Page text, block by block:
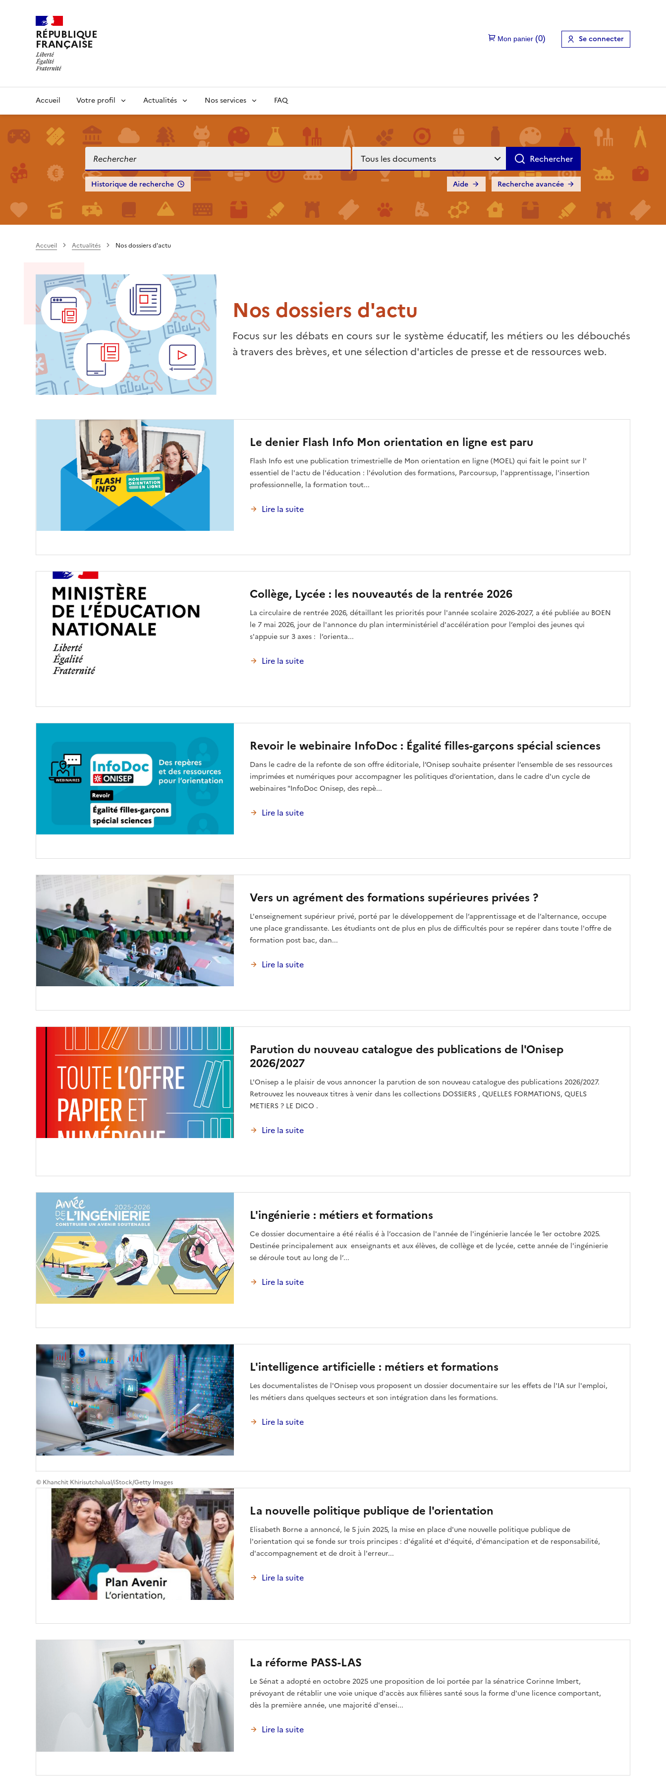
RÉPUBLIQUE
FRANÇAISE Se connecter
Accueil Votre profil Actualités Nos services FAQ
Historique de recherche Recherche avancée
Aide
Accueil Actualités Nos dossiers d'actu
Nos dossiers d'actu
Focus sur les débats en cours sur le système éducatif, les métiers ou les débouchés
à travers des brèves, et une sélection d'articles de presse et de ressources web.
Le denier Flash Info Mon orientation en ligne est paru
Flash Info est une publication trimestrielle de Mon orientation en ligne (MOEL) qui fait le point sur l'
essentiel de l'actu de l'éducation : l'évolution des formations, Parcoursup, l'apprentissage, l'insertion
professionnelle, la formation tout...
Lire la suite
Collège, Lycée : les nouveautés de la rentrée 2026
La circulaire de rentrée 2026, détaillant les priorités pour l'année scolaire 2026-2027, a été publiée au BOEN
le 7 mai 2026, jour de l'annonce du plan interministériel d'accélération pour l’emploi des jeunes qui
s'appuie sur 3 axes : l’orienta...
Lire la suite
Revoir le webinaire InfoDoc : Égalité filles-garçons spécial sciences
Dans le cadre de la refonte de son offre éditoriale, l’Onisep souhaite présenter l’ensemble de ses ressources
imprimées et numériques pour accompagner les politiques d’orientation, dans le cadre d'un cycle de
webinaires "InfoDoc Onisep, des repè...
Lire la suite
Vers un agrément des formations supérieures privées ?
L'enseignement supérieur privé, porté par le développement de l’apprentissage et de l’alternance, occupe
une place grandissante. Les étudiants ont de plus en plus de difficultés pour se repérer dans toute l'offre de
formation post bac, dan...
Lire la suite
Parution du nouveau catalogue des publications de l'Onisep
2026/2027
L'Onisep a le plaisir de vous annoncer la parution de son nouveau catalogue des publications 2026/2027.
Retrouvez les nouveaux titres à venir dans les collections DOSSIERS , QUELLES FORMATIONS, QUELS
METIERS ? LE DICO .
Lire la suite
L'ingénierie : métiers et formations
Ce dossier documentaire a été réalis é à l’occasion de l'année de l'ingénierie lancée le 1er octobre 2025.
Destinée principalement aux enseignants et aux élèves, de collège et de lycée, cette année de l'ingénierie
se déroule tout au long de l’...
Lire la suite
L'intelligence artificielle : métiers et formations
Les documentalistes de l'Onisep vous proposent un dossier documentaire sur les effets de l'IA sur l'emploi,
les métiers dans quelques secteurs et son intégration dans les formations.
Lire la suite
© Khanchit Khirisutchalual/iStock/Getty Images
La nouvelle politique publique de l'orientation
Elisabeth Borne a annoncé, le 5 juin 2025, la mise en place d'une nouvelle politique publique de
l'orientation qui se fonde sur trois principes : d'égalité et d'équité, d'émancipation et de responsabilité,
d'accompagnement et de droit à l'erreur...
Lire la suite
La réforme PASS-LAS
Le Sénat a adopté en octobre 2025 une proposition de loi portée par la sénatrice Corinne Imbert,
prévoyant de rétablir une voie unique d'accès aux filières santé sous la forme d'une licence comportant,
dès la première année, une majorité d'ensei...
Lire la suite